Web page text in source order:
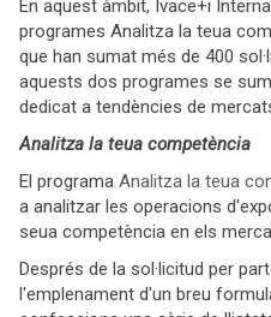
En aquest àmbit, Ivace+i
programes Analitza la teua
que han sumat més de 400
aquests dos programes se
dedicat a tendències de
Analitza la teua competència
El programa Analitza la teua
a analitzar les operacions
seua competència en els
Després de la sol·licitud per
l'emplenament d'un breu